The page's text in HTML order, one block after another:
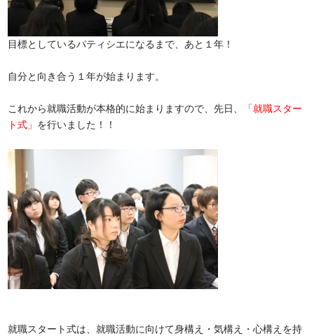
目標としているパティシエになるまで、あと１年！
自分と向き合う１年が始まります。
これから就職活動が本格的に始まりますので、先日、
「就職スター
ト式」 を行いました！！
就職スタート式は、就職活動に向けて身構え・気構え・心構えを持